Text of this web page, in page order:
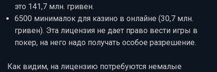
это 141,7 млн. гривен.
6500 минималок для казино в онлайне (30,7 млн.
гривен). Эта лицензия не дает право вести игры в
покер, на него надо получать особое разрешение.
Как видим, на лицензию потребуются немалые